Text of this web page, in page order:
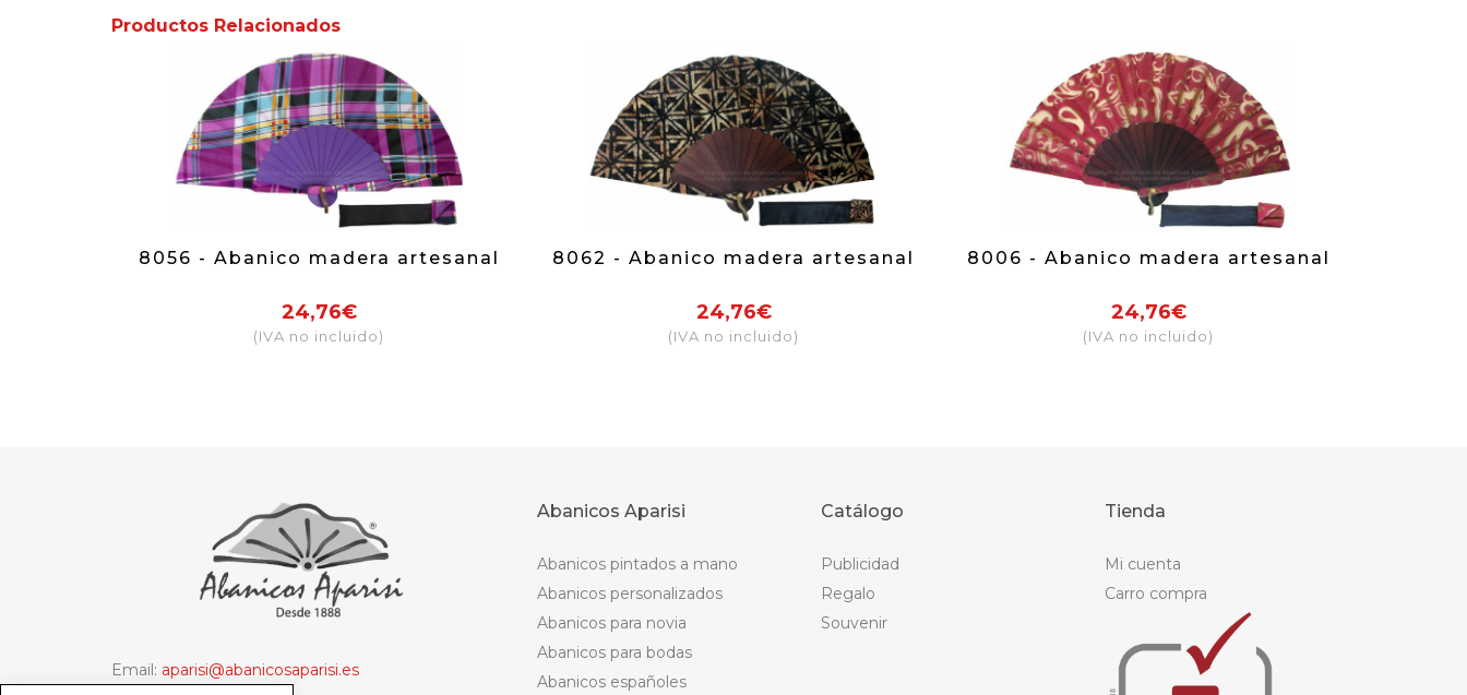
Productos Relacionados
8056 - Abanico madera artesanal
24,76€
(IVA no incluido)
8062 - Abanico madera artesanal
24,76€
(IVA no incluido)
8006 - Abanico madera artesanal
24,76€
(IVA no incluido)
Email: aparisi@abanicosaparisi.es
Abanicos Aparisi
Abanicos pintados a mano
Abanicos personalizados
Abanicos para novia
Abanicos para bodas
Abanicos españoles
Catálogo
Publicidad
Regalo
Souvenir
Tienda
Mi cuenta
Carro compra